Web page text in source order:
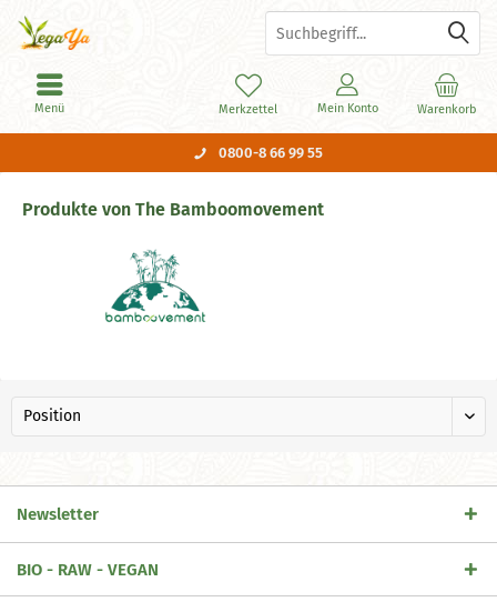
0800-8 66 99 55
Warenkorb
Merkzettel Mein Konto
Menü
Produkte von The Bamboomovement
Newsletter
BIO - RAW - VEGAN